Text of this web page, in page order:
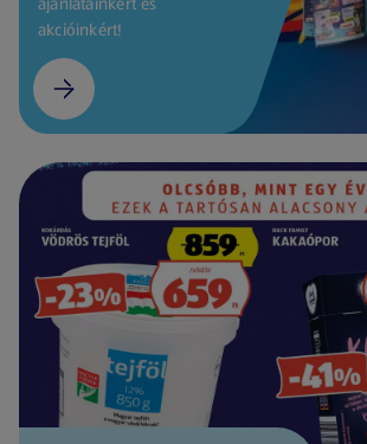
akcióinkért!